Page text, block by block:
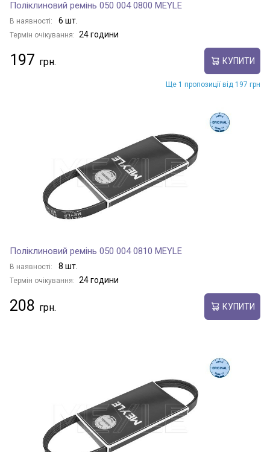
Поліклиновий ремінь 050 004 0800 MEYLE
В наявності: 6 шт.
Термін очікування: 24 години
197 КУПИТИ
Ще 1 пропозиції від 197 грн
Поліклиновий ремінь 050 004 0810 MEYLE
В наявності: 8 шт.
Термін очікування: 24 години
208 КУПИТИ